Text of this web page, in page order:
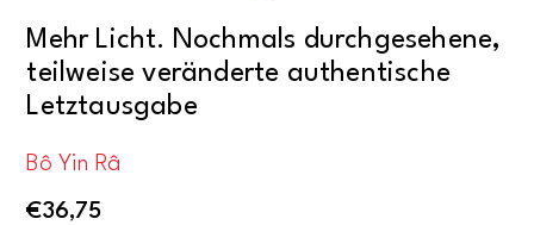
Mehr Licht. Nochmals durchgesehene,
teilweise veränderte authentische
Letztausgabe
Bô Yin Râ
€36,75